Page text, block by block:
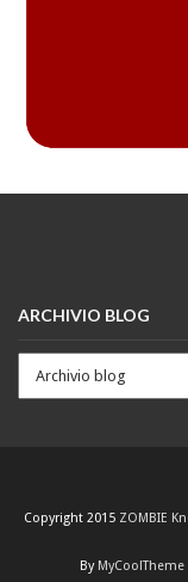
ARCHIVIO BLOG
Copyright 2015 ZOMBIE
By MyCoolTheme